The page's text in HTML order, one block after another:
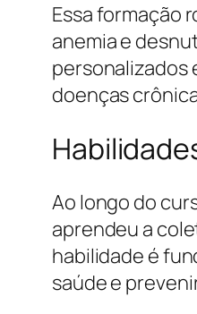
Essa formação
anemia e
personalizados
doenças
Ao longo do
aprendeu a
habilidade é
saúde e